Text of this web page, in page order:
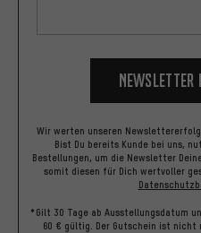
Newsletter
Wir werten unseren
Bist Du bereits Kunde bei uns,
Bestellungen, um die Newsletter
somit diesen für Dich wertvoller
*Gilt 30 Tage ab Ausstellungsdatum
60 € gültig. Der Gutschein ist nicht